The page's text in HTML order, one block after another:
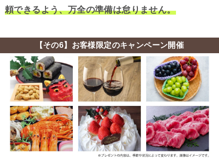
頼できるよう、万全の準備は怠りません。
【その6】お客様限定のキャンペーン開催